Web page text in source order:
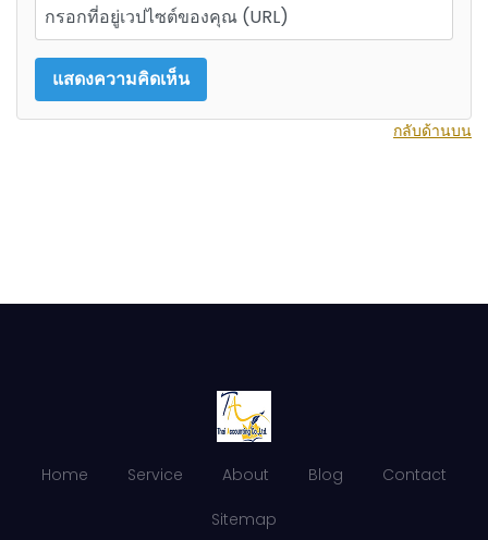
กลับด้านบน
Home Service About Blog Contact
Sitemap